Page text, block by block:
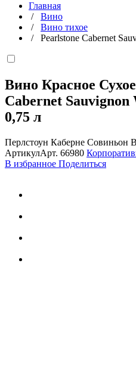
Главная
/ Вино
/ Вино тихое
/ Pearlstone Cabernet
Вино Красное
Cabernet Sauvignon
0,75 л
Перлстоун Каберне Совиньон
АртикулАрт. 66980
В избранное Поделиться